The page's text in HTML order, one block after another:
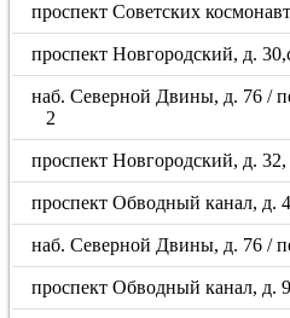
проспект Советских
проспект Новгородский, д.
наб. Северной Двины, д. 76 /
2
проспект Новгородский, д. 32,
проспект Обводный канал, д.
наб. Северной Двины, д. 76 /
проспект Обводный канал, д.